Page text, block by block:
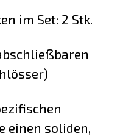
im Set: 2 Stk.
einen soliden,